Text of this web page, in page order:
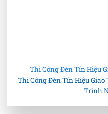
Thi Công Đèn Tín Hiệu
Thi Công Đèn Tín Hiệu
Trình